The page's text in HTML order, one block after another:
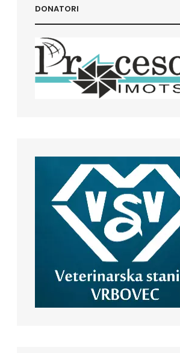
DONATORI